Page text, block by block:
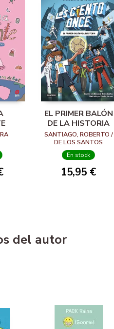
EL PRIMER BALÓN
DE LA HISTORIA
SANTIAGO, ROBERTO /
DE LOS SANTOS
MOLINA, EDUARDO
En stock
15,95 €
del autor